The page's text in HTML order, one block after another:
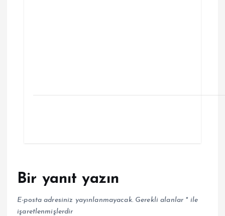
Bir yanıt yazın
E-posta adresiniz yayınlanmayacak. Gerekli alanlar *ile
işaretlenmişlerdir